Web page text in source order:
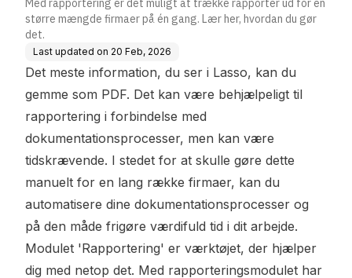
Med rapportering er det muligt at trække rapporter ud for en
større mængde firmaer på én gang. Lær her, hvordan du gør
det.
Last updated on 20 Feb, 2026
Det meste information, du ser i Lasso, kan du
gemme som PDF. Det kan være behjælpeligt til
rapportering i forbindelse med
dokumentationsprocesser, men kan være
tidskrævende. I stedet for at skulle gøre dette
manuelt for en lang række firmaer, kan du
automatisere dine dokumentationsprocesser og
på den måde frigøre værdifuld tid i dit arbejde.
Modulet 'Rapportering' er værktøjet, der hjælper
dig med netop det. Med rapporteringsmodulet har